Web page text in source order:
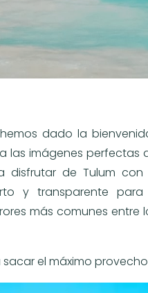
dado la
las imágenes perfectas
de Tulum
y transparente
más comunes entre
el máximo